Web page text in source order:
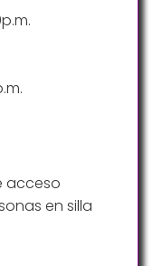
acceso
en silla